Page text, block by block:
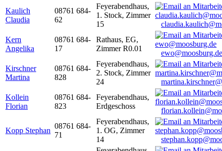
Kaulich
Claudia
08761 684-
62
Feyerabendhaus,
1. Stock, Zimmer
15
Kern
Angelika
08761 684-
17
Rathaus, EG,
Zimmer R0.01
ewo@moosburg.de
Kirschner
Martina
08761 684-
828
Feyerabendhaus,
2. Stock, Zimmer
24
Kollein
Florian
08761 684-
823
Feyerabendhaus,
Erdgeschoss
Kopp Stephan
08761 684-
71
Feyerabendhaus,
1. OG, Zimmer
14